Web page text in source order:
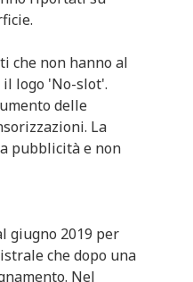
che non hanno al
logo 'No-slot'.
delle
La
pubblicità e non
giugno 2019 per
che dopo una
Nel